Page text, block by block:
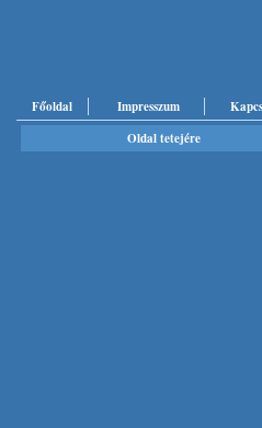
Főoldal Impresszum
Oldal tetejére